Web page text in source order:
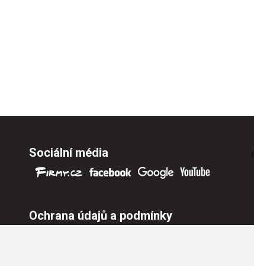
Sociální média
Ochrana údajů a podmínky